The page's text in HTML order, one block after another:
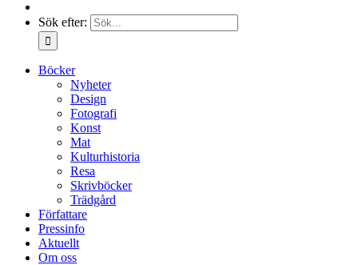
Sök efter:
Böcker
Nyheter
Design
Fotografi
Konst
Mat
Kulturhistoria
Resa
Skrivböcker
Trädgård
Författare
Pressinfo
Aktuellt
Om oss